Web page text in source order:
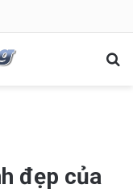
Phó tế, tử đạo
đẹp của